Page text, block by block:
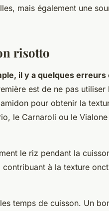
mais également une
risotto
il y a quelques erreurs
est de ne pas utiliser
pour obtenir la
le Carnaroli ou le
le riz pendant la
à la texture
temps de cuisson. Un